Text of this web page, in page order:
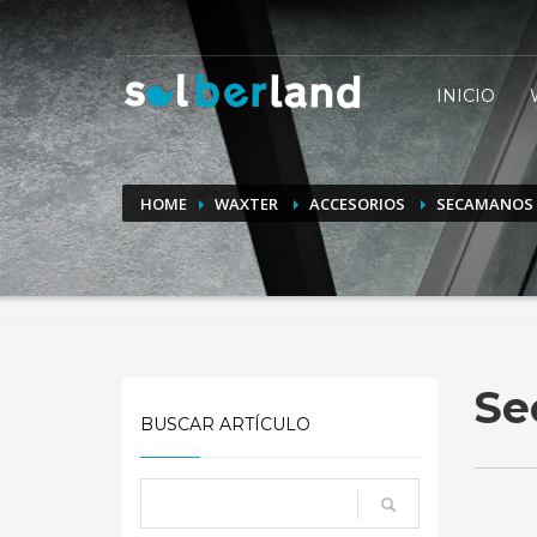
CÓMO COMPRAR
1 Entra en nuestras marcas 2 Elige los
Si tienes alguna duda, puedes contactar con nosotros
INICIO
HOME WAXTER ACCESORIOS SECAMANOS
BUSCAR ARTÍCULO